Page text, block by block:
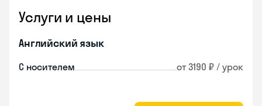
Услуги и цены
Английский язык
С носителем от 3190 ₽ / урок